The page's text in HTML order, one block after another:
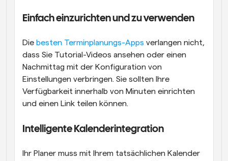
Einfach einzurichten und zu verwenden
Die besten Terminplanungs-Apps verlangen nicht,
dass Sie Tutorial-Videos ansehen oder einen
Nachmittag mit der Konfiguration von
Einstellungen verbringen. Sie sollten Ihre
Verfügbarkeit innerhalb von Minuten einrichten
und einen Link teilen können.
Intelligente Kalenderintegration
Ihr Planer muss mit Ihrem tatsächlichen Kalender